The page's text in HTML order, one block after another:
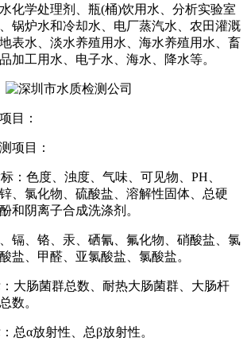
化学处理剂、瓶(桶)饮用水、分析实验室
锅炉水和冷却水、电厂蒸汽水、农田灌溉
表水、淡水养殖用水、海水养殖用水、畜
加工用水、电子水、海水、降水等。
目：
目：
色度、浊度、气味、可见物、PH、
、氯化物、硫酸盐、溶解性固体、总硬
和阴离子合成洗涤剂。
、铬、汞、硒氰、氟化物、硝酸盐、氯
盐、甲醛、亚氯酸盐、氯酸盐。
肠菌群总数、耐热大肠菌群、大肠杆
数。
α放射性、总β放射性。